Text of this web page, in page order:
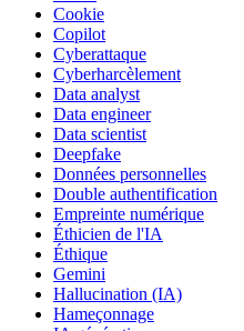
Cookie
Copilot
Cyberattaque
Cyberharcèlement
Data analyst
Data engineer
Data scientist
Deepfake
Données personnelles
Double authentification
Empreinte numérique
Éthicien de l'IA
Éthique
Gemini
Hallucination (IA)
Hameçonnage